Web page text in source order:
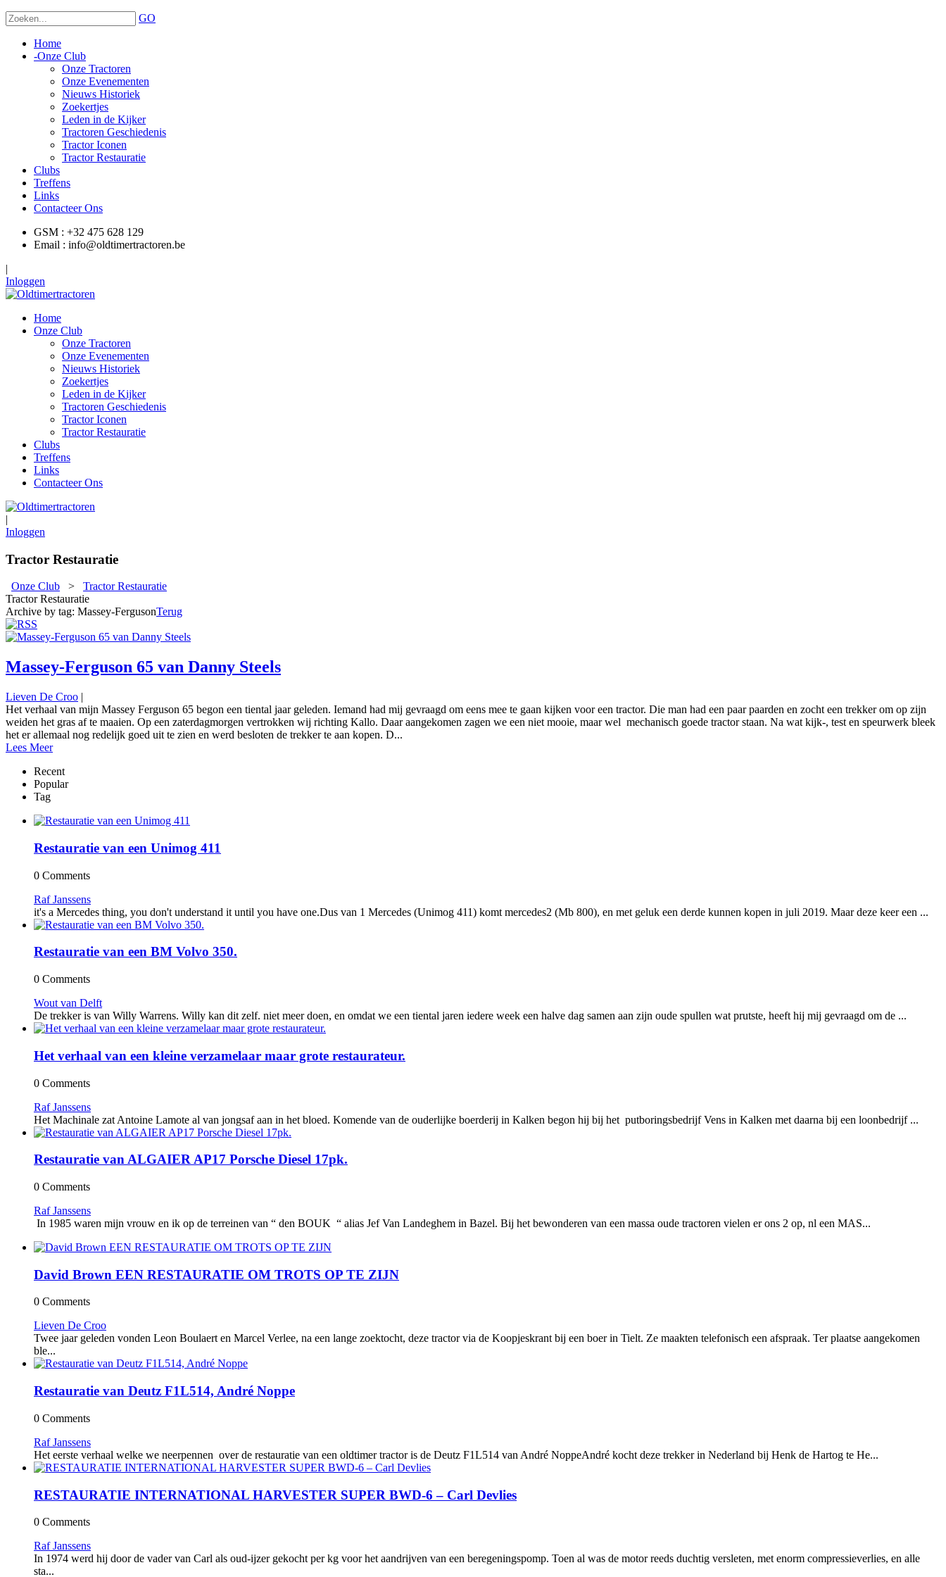
GO
Home
-Onze Club
Onze Tractoren
Onze Evenementen
Nieuws Historiek
Zoekertjes
Leden in de Kijker
Tractoren Geschiedenis
Tractor Iconen
Tractor Restauratie
Clubs
Treffens
Links
Contacteer Ons
GSM : +32 475 628 129
Email : info@oldtimertractoren.be
|
Inloggen
Home
Onze Club
Onze Tractoren
Onze Evenementen
Nieuws Historiek
Zoekertjes
Leden in de Kijker
Tractoren Geschiedenis
Tractor Iconen
Tractor Restauratie
Clubs
Treffens
Links
Contacteer Ons
|
Inloggen
Tractor Restauratie
Onze Club > Tractor Restauratie
Tractor Restauratie
Archive by tag: Massey-FergusonTerug
Massey-Ferguson 65 van Danny Steels
Lieven De Croo |
Het verhaal van mijn Massey Ferguson 65 begon een tiental jaar geleden. Iemand had mij gevraagd om eens mee te gaan kijken voor een tractor. Die man had een paar paarden en zocht een trekker om op zijn
weiden het gras af te maaien. Op een zaterdagmorgen vertrokken wij richting Kallo. Daar aangekomen zagen we een niet mooie, maar wel mechanisch goede tractor staan. Na wat kijk-, test en speurwerk bleek
het er allemaal nog redelijk goed uit te zien en werd besloten de trekker te aan kopen. D...
Lees Meer
Recent
Popular
Tag
Restauratie van een Unimog 411
0 Comments
Raf Janssens
it's a Mercedes thing, you don't understand it until you have one.Dus van 1 Mercedes (Unimog 411) komt mercedes2 (Mb 800), en met geluk een derde kunnen kopen in juli 2019. Maar deze keer een ...
Restauratie van een BM Volvo 350.
0 Comments
Wout van Delft
De trekker is van Willy Warrens. Willy kan dit zelf. niet meer doen, en omdat we een tiental jaren iedere week een halve dag samen aan zijn oude spullen wat prutste, heeft hij mij gevraagd om de ...
Het verhaal van een kleine verzamelaar maar grote restaurateur.
0 Comments
Raf Janssens
Het Machinale zat Antoine Lamote al van jongsaf aan in het bloed. Komende van de ouderlijke boerderij in Kalken begon hij bij het putboringsbedrijf Vens in Kalken met daarna bij een loonbedrijf ...
Restauratie van ALGAIER AP17 Porsche Diesel 17pk.
0 Comments
Raf Janssens
In 1985 waren mijn vrouw en ik op de terreinen van “ den BOUK “ alias Jef Van Landeghem in Bazel. Bij het bewonderen van een massa oude tractoren vielen er ons 2 op, nl een MAS...
David Brown EEN RESTAURATIE OM TROTS OP TE ZIJN
0 Comments
Lieven De Croo
Twee jaar geleden vonden Leon Boulaert en Marcel Verlee, na een lange zoektocht, deze tractor via de Koopjeskrant bij een boer in Tielt. Ze maakten telefonisch een afspraak. Ter plaatse aangekomen
ble...
Restauratie van Deutz F1L514, André Noppe
0 Comments
Raf Janssens
Het eerste verhaal welke we neerpennen over de restauratie van een oldtimer tractor is de Deutz F1L514 van André NoppeAndré kocht deze trekker in Nederland bij Henk de Hartog te He...
RESTAURATIE INTERNATIONAL HARVESTER SUPER BWD-6 – Carl Devlies
0 Comments
Raf Janssens
In 1974 werd hij door de vader van Carl als oud-ijzer gekocht per kg voor het aandrijven van een beregeningspomp. Toen al was de motor reeds duchtig versleten, met enorm compressieverlies, en alle
sta...